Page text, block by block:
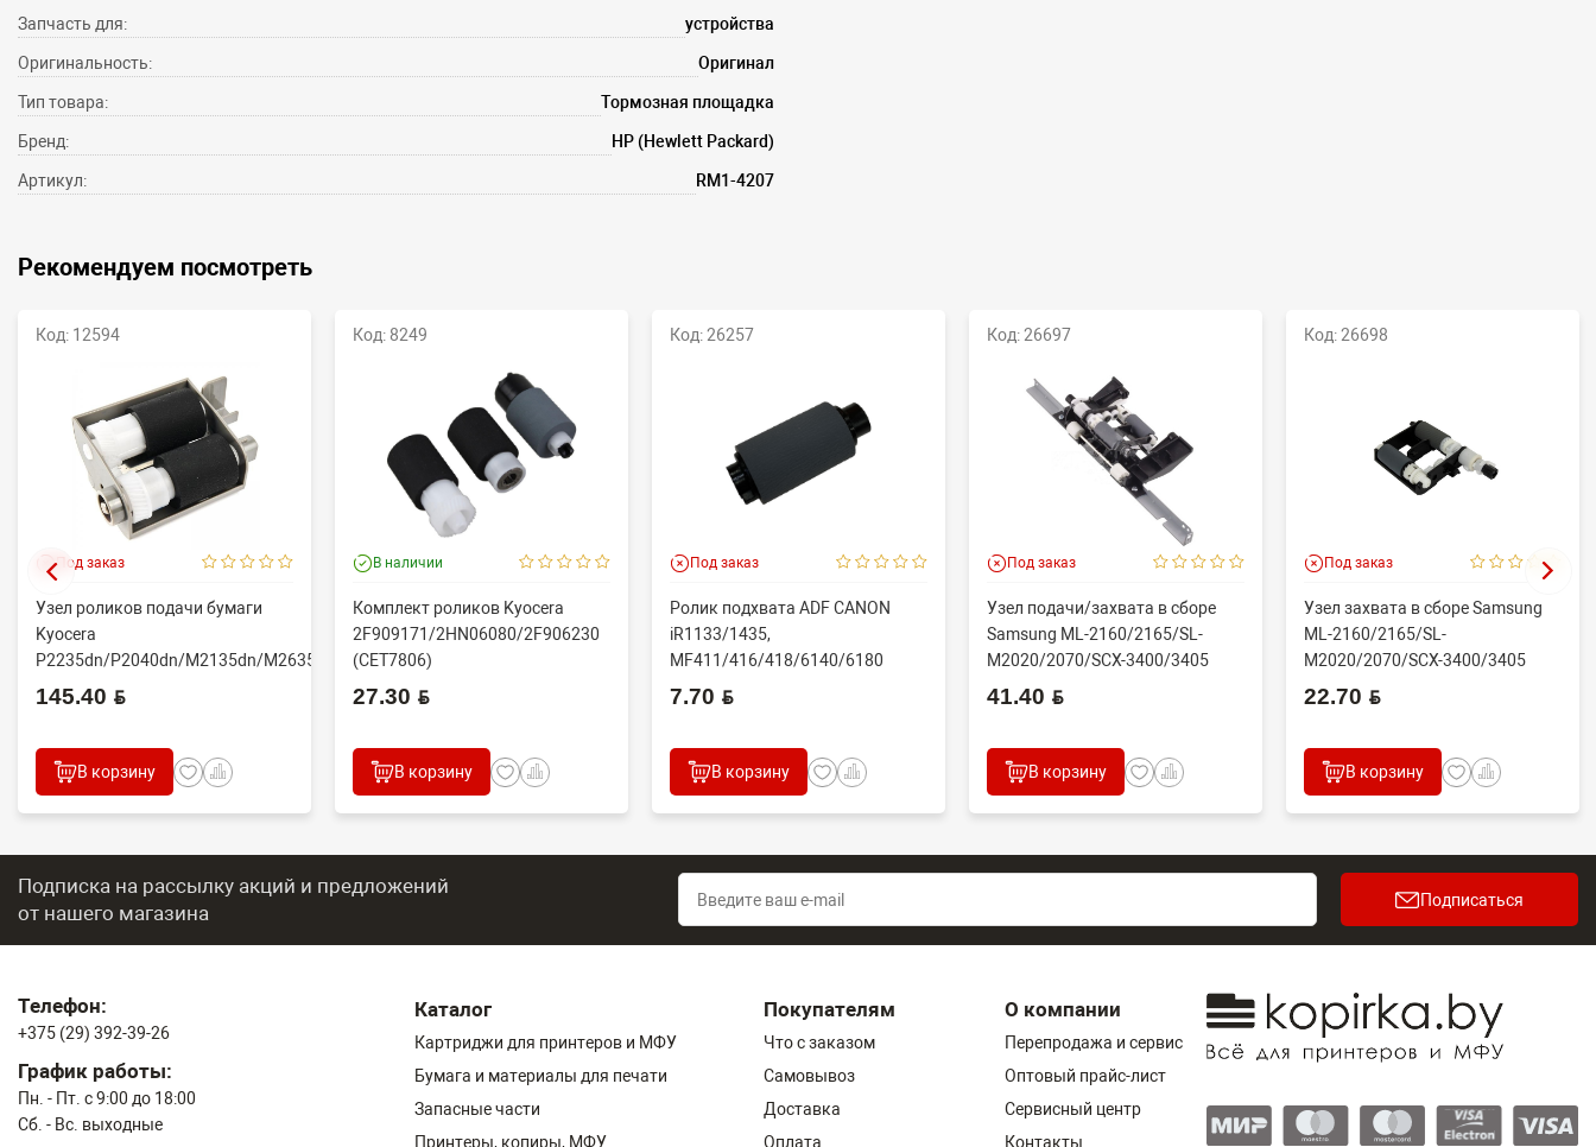
Запчасть для: устройства
Оригинальность: Оригинал
Тип товара: Тормозная площадка
Бренд: HP (Hewlett Packard)
Артикул: RM1-4207
Рекомендуем посмотреть
Код: 12594
Под заказ
Узел роликов подачи бумаги
Kyocera
P2235dn/P2040dn/M2135dn/M2635dn/M2735dw/M2040dn
(O...
145.40 BYN
В корзину
Код: 8249
В наличии
Комплект роликов Kyocera
2F909171/2HN06080/2F906230
(CET7806)
2100DN/4100DN/4200DN/60...
27.30 BYN
В корзину
Код: 26257
Под заказ
Ролик подхвата ADF CANON
iR1133/1435,
MF411/416/418/6140/6180
(CET), DGP0606, FC7-618...
7.70 BYN
В корзину
Код: 26697
Под заказ
Узел подачи/захвата в сборе
Samsung ML-2160/2165/SL-
M2020/2070/SCX-3400/3405
(совм) J...
41.40 BYN
В корзину
Код: 26698
Под заказ
Узел захвата в сборе Samsung
ML-2160/2165/SL-
M2020/2070/SCX-3400/3405
(совм) JC93-005...
22.70 BYN
В корзину
Подписка на рассылку акций и предложений
от нашего магазина
Подписаться
Телефон:
+375 (29) 392-39-26
График работы:
Пн. - Пт. с 9:00 до 18:00
Сб. - Вс. выходные
Каталог
Картриджи для принтеров и МФУ
Бумага и материалы для печати
Запасные части
Принтеры, копиры, МФУ
Покупателям
Что с заказом
Самовывоз
Доставка
Оплата
О компании
Перепродажа и сервис
Оптовый прайс-лист
Сервисный центр
Контакты